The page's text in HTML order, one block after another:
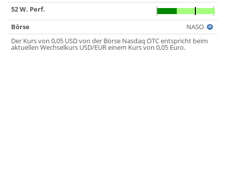
52 W. Perf.
Börse
NASO
Der Kurs von 0,05 USD von der Börse Nasdaq OTC entspricht beim
aktuellen Wechselkurs USD/EUR einem Kurs von 0,05 Euro.